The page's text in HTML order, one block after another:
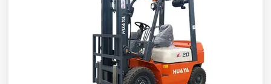
Nuestras carretillas elevadoras diesel están construidas para
soportar los rigores del uso diario, proporcionando un rendimiento
y durabilidad excepcionales. Navegue por nuestra colección de
carretillas elevadoras diésel en venta y encuentre la perfecta
solución diésel para carretillas elevadoraspara satisfacer las
necesidades de su empresa.